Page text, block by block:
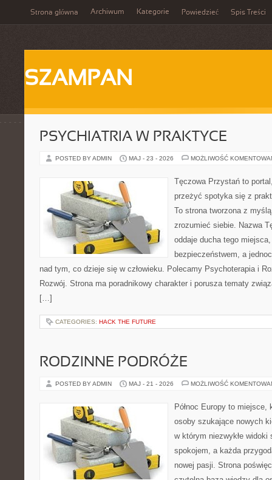
Strona główna Archiwum Kategorie Powiedzieć Spis Treści
SZAMPAN
PSYCHIATRIA W PRAKTYCE
POSTED BY ADMIN MAJ - 23 - 2026 MOŻLIWOŚĆ
Tęczowa Przystań to
przeżyć spotyka się z
To strona tworzona z
zrozumieć siebie. Nazwa
oddaje ducha tego
bezpieczeństwem, a
nad tym, co dzieje się w człowieku. Polecamy Psychoterapia i
Rozwój. Strona ma poradnikowy charakter i porusza tematy
[…]
CATEGORIES: HACK THE FUTURE
RODZINNE PODRÓŻE
POSTED BY ADMIN MAJ - 21 - 2026 MOŻLIWOŚĆ
Północ Europy to miejsce,
osoby szukające nowych
w którym niezwykłe
spokojem, a każda
nowej pasji. Strona